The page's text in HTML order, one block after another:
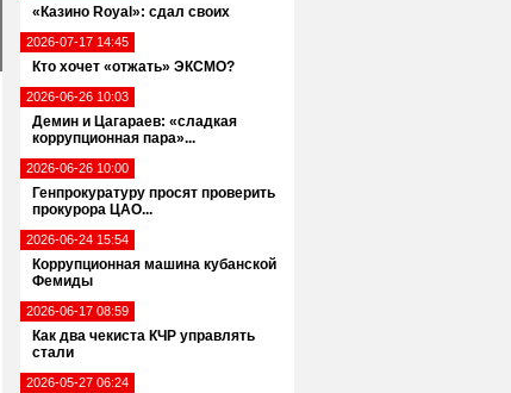
«Казино Royal»: сдал своих
2026-07-17 14:45
Кто хочет «отжать» ЭКСМО?
2026-06-26 10:03
Демин и Цагараев: «сладкая
коррупционная пара»...
2026-06-26 10:00
Генпрокуратуру просят проверить
прокурора ЦАО...
2026-06-24 15:54
Коррупционная машина кубанской
Фемиды
2026-06-17 08:59
Как два чекиста КЧР управлять
стали
2026-05-27 06:24